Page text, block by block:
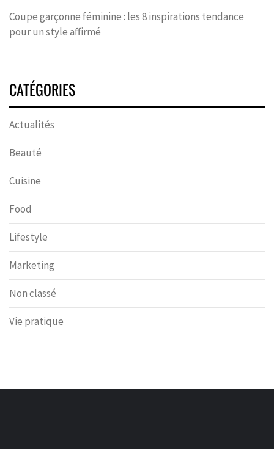
Coupe garçonne féminine : les 8 inspirations tendance
pour un style affirmé
CATÉGORIES
Actualités
Beauté
Cuisine
Food
Lifestyle
Marketing
Non classé
Vie pratique